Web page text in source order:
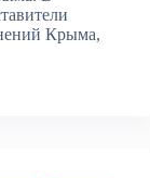
Крыма,